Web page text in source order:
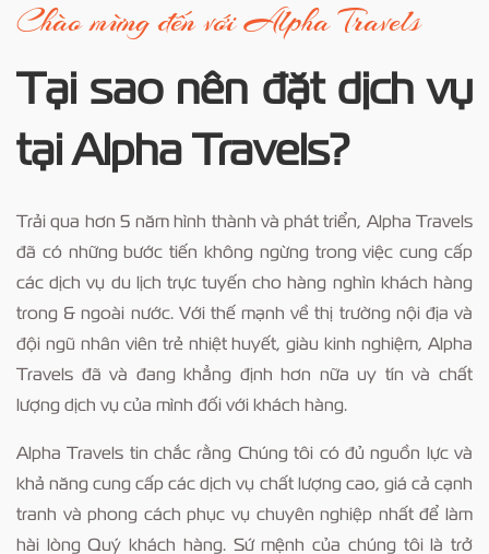
Chào mừng đến với Alpha Travels
Tại sao nên đặt dịch vụ
tại Alpha Travels?
Trải qua hơn 5 năm hình thành và phát triển, Alpha Travels
đã có những bước tiến không ngừng trong việc cung cấp
các dịch vụ du lịch trực tuyến cho hàng nghìn khách hàng
trong & ngoài nước. Với thế mạnh về thị trường nội địa và
đội ngũ nhân viên trẻ nhiệt huyết, giàu kinh nghiệm, Alpha
Travels đã và đang khẳng định hơn nữa uy tín và chất
lượng dịch vụ của mình đối với khách hàng.
Alpha Travels tin chắc rằng Chúng tôi có đủ nguồn lực và
khả năng cung cấp các dịch vụ chất lượng cao, giá cả cạnh
tranh và phong cách phục vụ chuyên nghiệp nhất để làm
hài lòng Quý khách hàng. Sứ mệnh của chúng tôi là trở